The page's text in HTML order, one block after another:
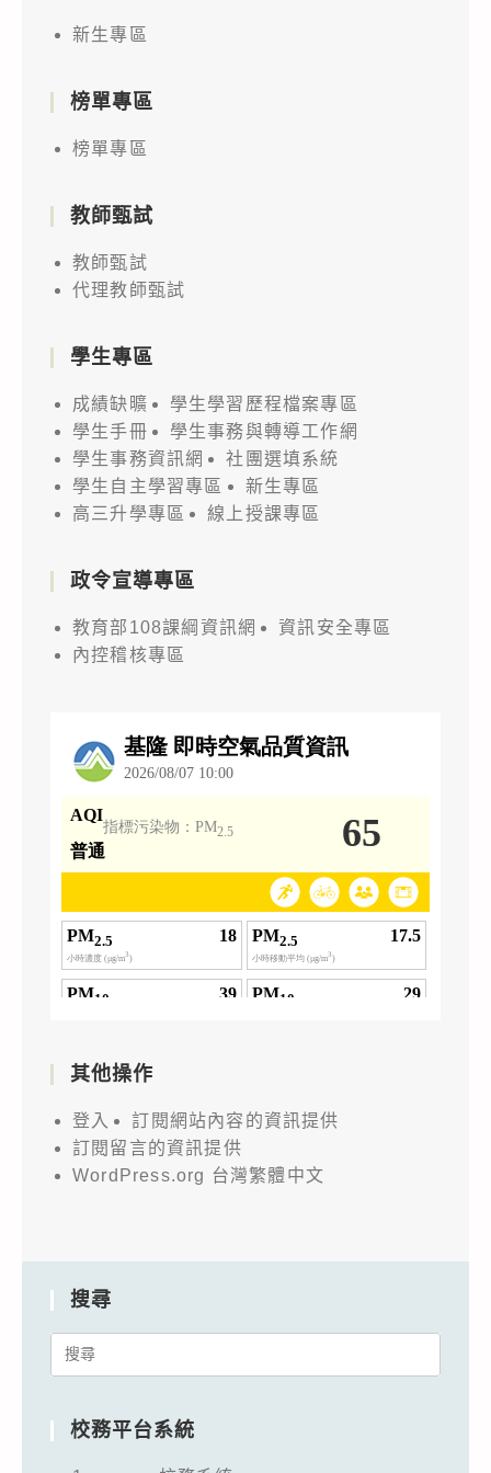
新生專區
榜單專區
榜單專區
教師甄試
教師甄試
代理教師甄試
學生專區
成績缺曠
學生學習歷程檔案專區
學生手冊
學生事務與轉導工作網
學生事務資訊網
社團選填系統
學生自主學習專區
新生專區
高三升學專區
線上授課專區
政令宣導專區
教育部108課綱資訊網
資訊安全專區
內控稽核專區
其他操作
登入
訂閱網站內容的資訊提供
訂閱留言的資訊提供
WordPress.org 台灣繁體中文
搜尋
Search
校務平台系統